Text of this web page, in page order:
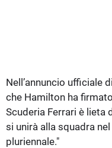
Nell’annuncio ufficiale
che Hamilton ha firmato
Scuderia Ferrari è lieta
si unirà alla squadra
pluriennale."